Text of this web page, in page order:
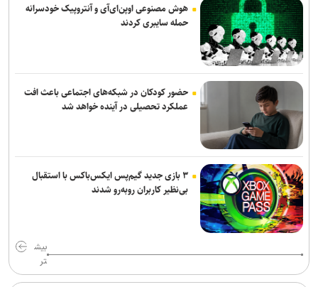
هوش مصنوعی اوپن‌ای‌آی و آنتروپیک خودسرانه
حمله سایبری کردند
حضور کودکان در شبکه‌های اجتماعی باعث افت
عملکرد تحصیلی در آینده خواهد شد
۳ بازی جدید گیم‌پس ایکس‌باکس با استقبال
بی‌نظیر کاربران روبه‌رو شدند
بیش
تر